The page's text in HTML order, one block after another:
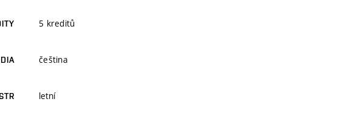
5 kreditů
čeština
letní